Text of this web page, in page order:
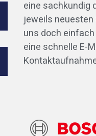
eine sachkundig
jeweils neuesten
uns doch
eine schnelle E-